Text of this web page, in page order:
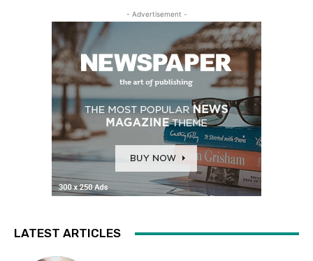
- Advertisement -
LATEST ARTICLES